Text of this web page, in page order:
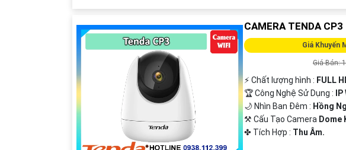
CAMERA TENDA CP3
Giá Khuyến
Giá Bán:
️⚡ Chất lượng hình : FULL
🏆 Công Nghệ Sử Dụng :
🌙 Nhìn Ban Đêm : Hồng
⚒ Cấu Tạo Camera Dome
️✤ Tích Hợp : Thu Âm.